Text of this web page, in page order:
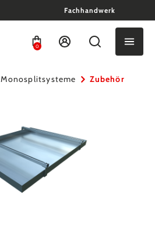
Fachhandwerk
0
Monosplitsysteme Zubehör